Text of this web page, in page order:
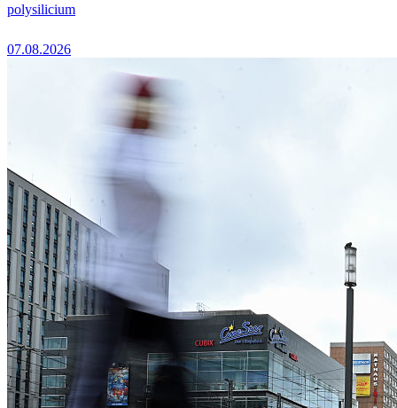
polysilicium
07.08.2026